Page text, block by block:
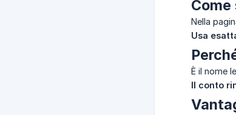
Nella
Usa
È il nome
Il conto